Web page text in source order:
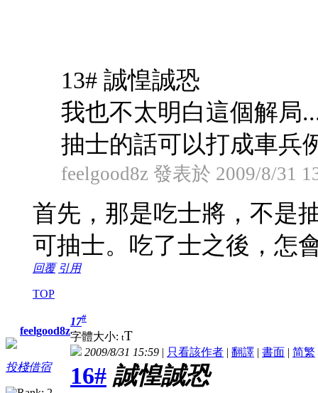
13# 誠惶誠恐
我也不太明白這個解局
抽士的話可以打成車兵
feelgood8z 發表於 2009/8/31
首先，那是吃士將，不是
可抽士。吃了士之後，怎
回覆 引用
TOP
feelgood8z
投棧借宿
17#
字體大小: tT
2009/8/31 15:59 | 只看該作者 | 翻譯 | 書面 | 简繁
16# 誠惶誠恐